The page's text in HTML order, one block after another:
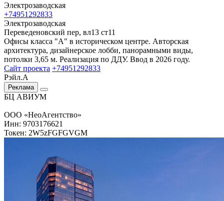
Электрозаводская
+74951292833
Электрозаводская
Переведеновский пер, вл13 ст11
Офисы класса "А" в историческом центре. Авторская
архитектура, дизайнерское лобби, панорамными виды,
потолки 3,65 м. Реализация по ДДУ. Ввод в 2026 году.
Сайт проекта +74951292833
Рэйл.А
Реклама
БЦ АВИУМ
ООО «НеоАгентство»
Инн: 9703176621
Токен: 2W5zFGFGVGM